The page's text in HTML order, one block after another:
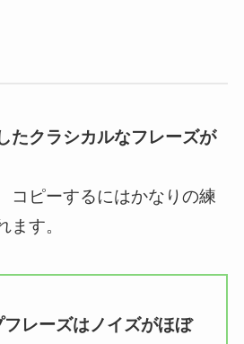
たクラシカルなフレーズが
コピーするにはかなりの練
ます。
レーズはノイズがほぼ